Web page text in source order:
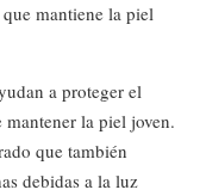
mantiene la piel
a proteger el
la piel joven.
que también
debidas a la luz